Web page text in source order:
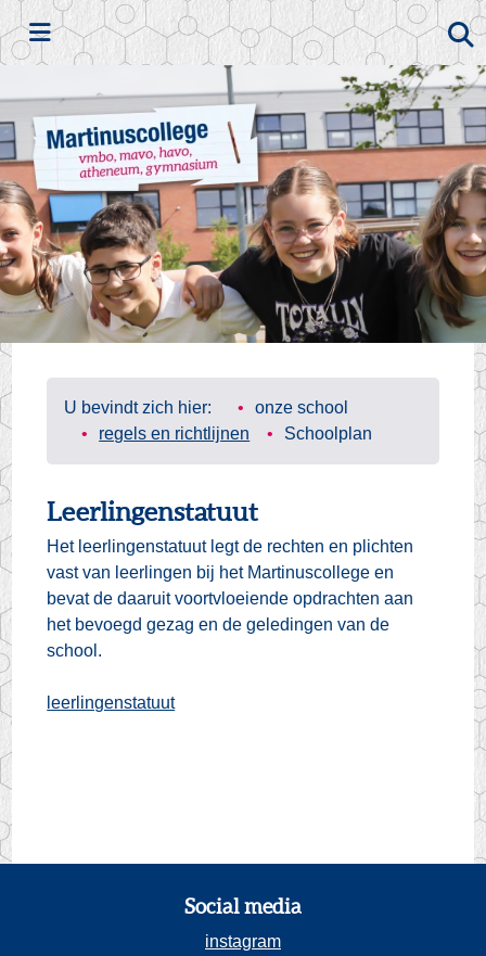
Zoeken
U bevindt zich hier:
onze school
regels en richtlijnen
Schoolplan
Leerlingenstatuut
Het leerlingenstatuut legt de rechten en plichten
vast van leerlingen bij het Martinuscollege en
bevat de daaruit voortvloeiende opdrachten aan
het bevoegd gezag en de geledingen van de
school.
leerlingenstatuut
Social media
instagram